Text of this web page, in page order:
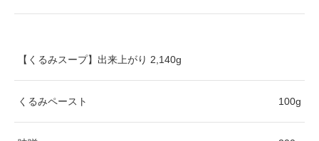
【くるみスープ】出来上がり 2,140g
くるみペースト 100g